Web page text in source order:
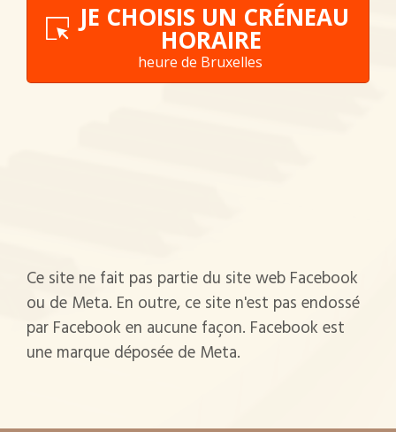
JE CHOISIS UN CRÉNEAU
HORAIRE
heure de Bruxelles
Ce site ne fait pas partie du site web Facebook
ou de Meta. En outre, ce site n'est pas endossé
par Facebook en aucune façon. Facebook est
une marque déposée de Meta.